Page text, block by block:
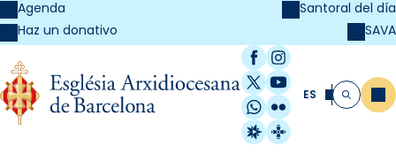
Agenda
Haz un donativo
Santoral del día
SAVA
Facebook
Instagram
X / Twitter
YouTube
WhatsApp
Flickr
Radio Estel
Catalunya
ES Buscar